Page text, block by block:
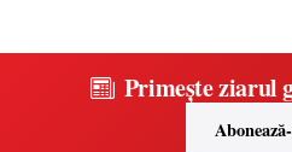
Primește ziarul